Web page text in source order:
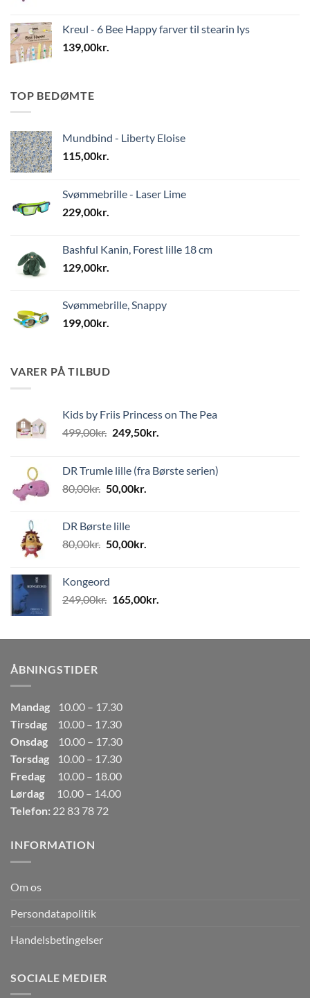
Kreul - 6 Bee Happy farver til stearin lys
139,00kr.
TOP BEDØMTE
Mundbind - Liberty Eloise
115,00kr.
Svømmebrille - Laser Lime
229,00kr.
Bashful Kanin, Forest lille 18 cm
129,00kr.
Svømmebrille, Snappy
199,00kr.
VARER PÅ TILBUD
Kids by Friis Princess on The Pea
499,00kr. Den
var:
499,00kr..
249,50kr.
er:
DR Trumle lille (fra Børste serien)
80,00kr. Den
var:
80,00kr..
50,00kr.
50,00kr..
DR Børste lille
80,00kr. Den
var:
80,00kr..
50,00kr.
50,00kr..
Kongeord
249,00kr. Den
var:
165,00kr.
er:
ÅBNINGSTIDER
Mandag
10.00 – 17.30
Tirsdag
10.00 – 17.30
Onsdag
10.00 – 17.30
Torsdag
10.00 – 17.30
Fredag
10.00 – 18.00
Lørdag
10.00 – 14.00
Telefon: 22 83 78 72
INFORMATION
Om os
Persondatapolitik
Handelsbetingelser
SOCIALE MEDIER